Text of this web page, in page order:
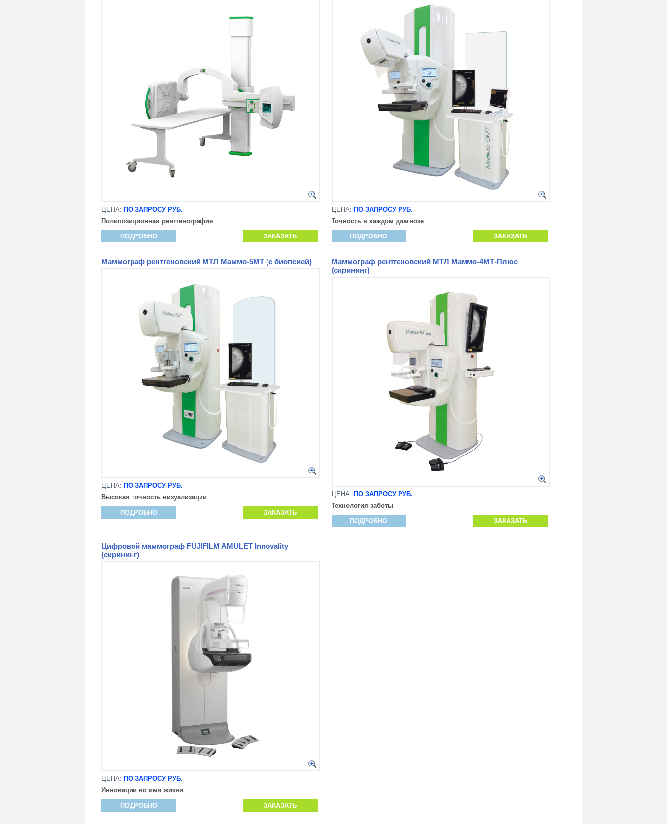
ЦЕНА: ПО ЗАПРОСУ РУБ.
Полипозиционная рентгенография
ПОДРОБНО ЗАКАЗАТЬ
ЦЕНА: ПО ЗАПРОСУ РУБ.
Точность в каждом диагнозе
ПОДРОБНО ЗАКАЗАТЬ
Маммограф рентгеновский МТЛ Маммо-5МТ (с биопсией)
ЦЕНА: ПО ЗАПРОСУ РУБ.
Высокая точность визуализации
ПОДРОБНО ЗАКАЗАТЬ
Маммограф рентгеновский МТЛ Маммо-4МТ-Плюс
(скрининг)
ЦЕНА: ПО ЗАПРОСУ РУБ.
Технология заботы
ПОДРОБНО ЗАКАЗАТЬ
Цифровой маммограф FUJIFILM AMULET Innovality
(скрининг)
ЦЕНА: ПО ЗАПРОСУ РУБ.
Инновации во имя жизни
ПОДРОБНО ЗАКАЗАТЬ